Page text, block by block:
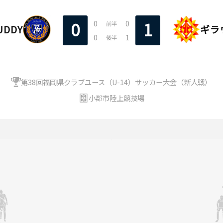
0 0 前半
0
0
後半 1 1 ギ
第38回福岡県クラブユース（U-14）サッカー大会（新人戦）
小郡市陸上競技場